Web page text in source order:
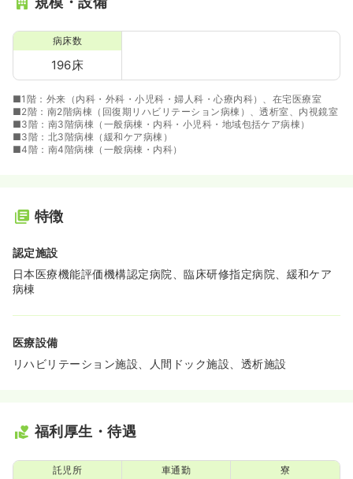
病床数
196床
■1階：外来（内科・外科・小児科・婦人科・心療内科）、在宅医療室
■2階：南2階病棟（回復期リハビリテーション病棟）、透析室、内視鏡室
■3階：南3階病棟（一般病棟・内科・小児科・地域包括ケア病棟）
■3階：北3階病棟（緩和ケア病棟）
■4階：南4階病棟（一般病棟・内科）
特徴
認定施設
日本医療機能評価機構認定病院、臨床研修指定病院、緩和ケア
病棟
医療設備
リハビリテーション施設、人間ドック施設、透析施設
福利厚生・待遇
託児所 車通勤 寮